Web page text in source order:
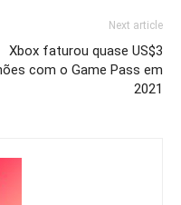
Next article
Xbox faturou quase US$3
com o Game Pass em
2021